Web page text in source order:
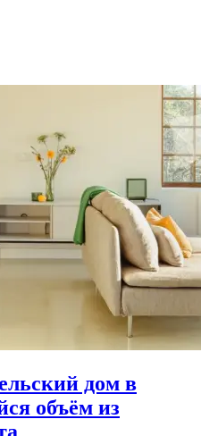
дом в
объём из